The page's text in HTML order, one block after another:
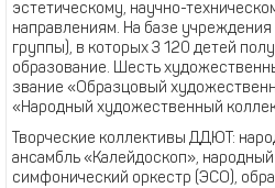
эстетическому, научно-
направлениям. На базе
группы), в которых 3 120 детей
образование. Шесть
звание «Образцовый
«Народный художественный
Творческие коллективы ДДЮТ:
ансамбль «Калейдоскоп»,
симфонический оркестр (ЭСО),